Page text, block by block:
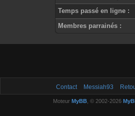
Temps passé en ligne :
Membres parrainés :
Contact Messiah93
Moteur MyBB, © 2002-2026